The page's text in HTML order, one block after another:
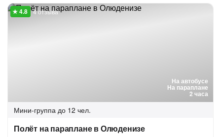
На автобусе
На параплане
2 часа
4 отзыва
Мини-группа до 12 чел.
Полёт на параплане в Олюденизе